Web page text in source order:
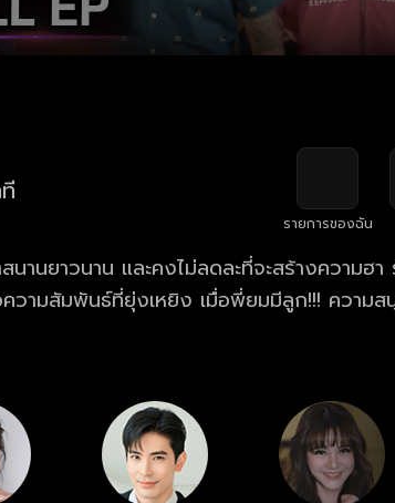
รายการของฉัน
านยาวนาน และคงไม่ลดละที่จะสร้างความฮ
พันธ์ที่ยุ่งเหยิง เมื่อพี่ยมมีลูก!!! ความสนุกสุดฮา
องราววุ่น ๆ ของนายเป็นต่อจะเป็นอย่างไร?